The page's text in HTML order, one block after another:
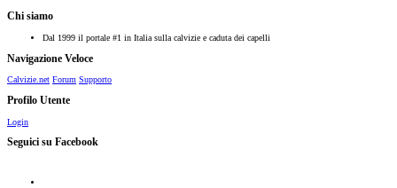
Chi siamo
Dal 1999 il portale #1 in Italia sulla calvizie e caduta dei capelli
Navigazione Veloce
Calvizie.net Forum Supporto
Profilo Utente
Login
Seguici su Facebook